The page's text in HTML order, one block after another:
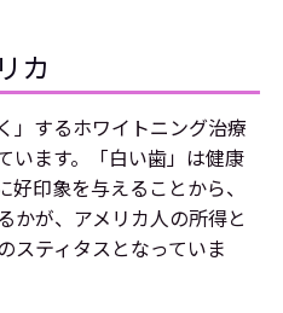
カ
」するホワイトニング治療
います。「白い歯」は健康
好印象を与えることから、
かが、アメリカ人の所得と
スティタスとなっていま